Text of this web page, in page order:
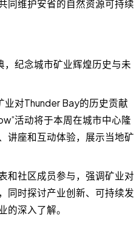
同维护安省的自然资源可持续
，纪念城市矿业辉煌历史与未
业对Thunder Bay的历史贡献
活动将于本周在城市中心隆
讲座和互动体验，展示当地矿
和社区成员参与，强调矿业对
同时探讨产业创新、可持续发
的深入了解。